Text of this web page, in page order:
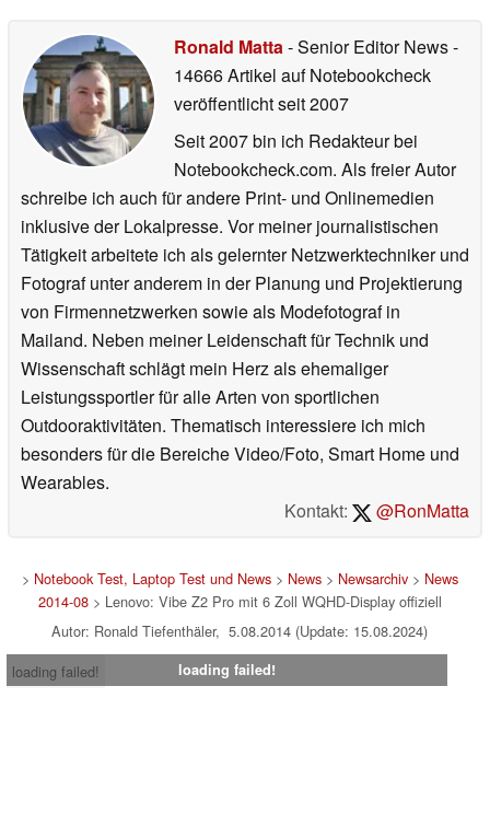
Ronald Matta- Senior Editor News-
14666 Artikel auf Notebookcheck
veröffentlichtseit 2007
Seit 2007 bin ich Redakteur bei
Notebookcheck.com. Als freier Autor
schreibe ich auch für andere Print- und Onlinemedien
inklusive der Lokalpresse. Vor meiner journalistischen
Tätigkeit arbeitete ich als gelernter Netzwerktechniker und
Fotograf unter anderem in der Planung und Projektierung
von Firmennetzwerken sowie als Modefotograf in
Mailand. Neben meiner Leidenschaft für Technik und
Wissenschaft schlägt mein Herz als ehemaliger
Leistungssportler für alle Arten von sportlichen
Outdooraktivitäten. Thematisch interessiere ich mich
besonders für die Bereiche Video/Foto, Smart Home und
Wearables.
Kontakt:
@RonMatta
> Notebook Test, Laptop Test und News> News> Newsarchiv> News
2014-08> Lenovo: Vibe Z2 Pro mit 6 Zoll WQHD-Display offiziell
Autor: Ronald Tiefenthäler, 5.08.2014 (Update: 15.08.2024)
loading failed!
loading failed!